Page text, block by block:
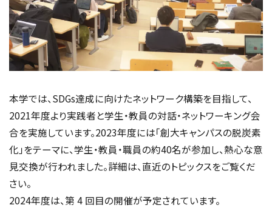
本学では、SDGs達成に向けたネットワーク構築を目指して、
2021年度より実践者と学生・教員の対話・ネットワーキング会
合を実施しています。2023年度には「創大キャンパスの脱炭素
化」をテーマに、学生・教員・職員の約40名が参加し、熱心な意
見交換が行われました。詳細は、直近のトピックスをご覧くだ
さい。
2024年度は、第 4 回目の開催が予定されています。